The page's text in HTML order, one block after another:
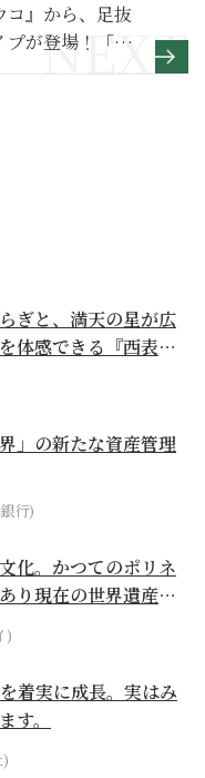
コ』から、足抜
プが登場！「４
ーズ」
ぎと、満天の星が広
体感できる『西表島
」の新たな資産管理
行)
化。かつてのポリネ
り現在の世界遺産か
)
着実に成長。実はみ
す。